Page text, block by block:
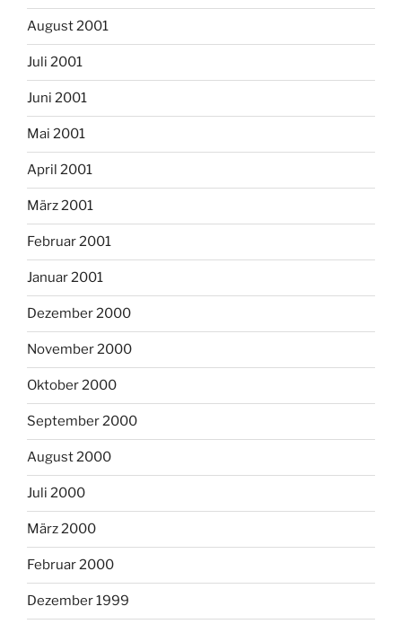
August 2001
Juli 2001
Juni 2001
Mai 2001
April 2001
März 2001
Februar 2001
Januar 2001
Dezember 2000
November 2000
Oktober 2000
September 2000
August 2000
Juli 2000
März 2000
Februar 2000
Dezember 1999